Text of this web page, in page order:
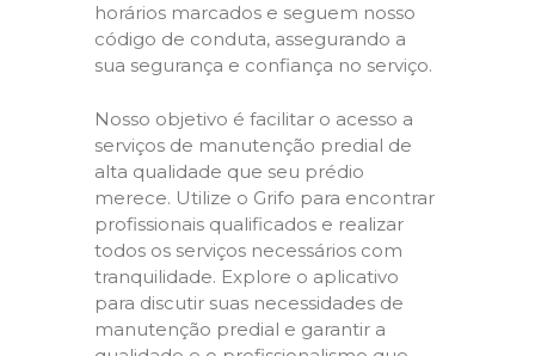
horários marcados e seguem nosso
código de conduta, assegurando a
sua segurança e confiança no serviço.
Nosso objetivo é facilitar o acesso a
serviços de manutenção predial de
alta qualidade que seu prédio
merece. Utilize o Grifo para encontrar
profissionais qualificados e realizar
todos os serviços necessários com
tranquilidade. Explore o aplicativo
para discutir suas necessidades de
manutenção predial e garantir a